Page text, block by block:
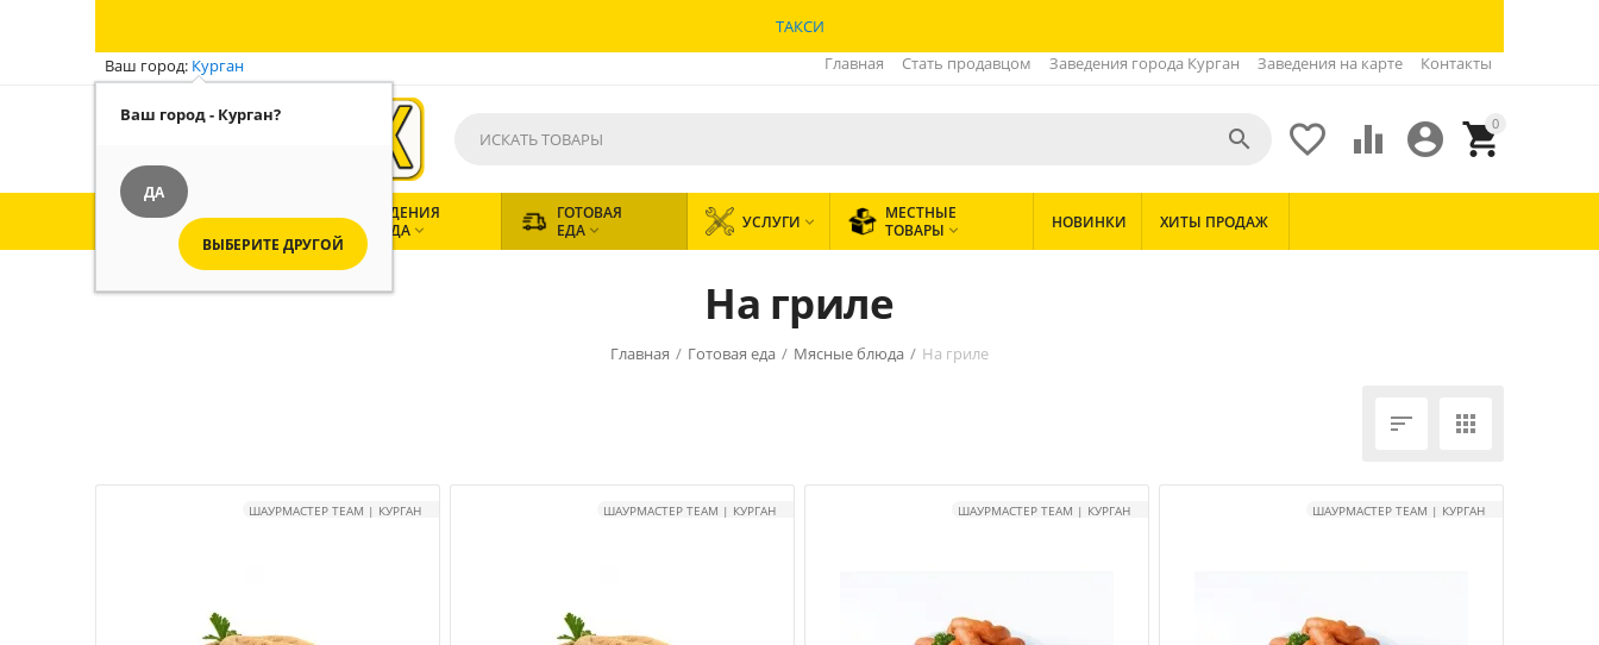
ТАКСИ
Ваш город: Курган
Ваш город - Курган?
ДА
ВЫБЕРИТЕ ДРУГОЙ
Главная Стать продавцом Заведения города Курган Заведения на карте Контакты
0


 

ВСЕ
КАТЕГОРИИ
ЗАВЕДЕНИЯ
ГОРОДА 
ГОТОВАЯ
ЕДА  УСЛУГИ 
МЕСТНЫЕ
ТОВАРЫ  НОВИНКИ ХИТЫ ПРОДАЖ
На гриле
Главная / Готовая еда / Мясные блюда / На гриле
 
ШАУРМАСТЕР TEAM | КУРГАН ШАУРМАСТЕР TEAM | КУРГАН ШАУРМАСТЕР TEAM | КУРГАН ШАУРМАСТЕР TEAM | КУРГАН